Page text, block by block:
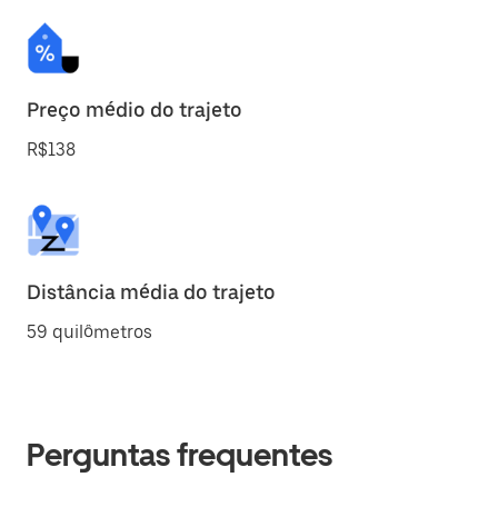
Preço médio do trajeto
R$138
Distância média do trajeto
59 quilômetros
Perguntas frequentes